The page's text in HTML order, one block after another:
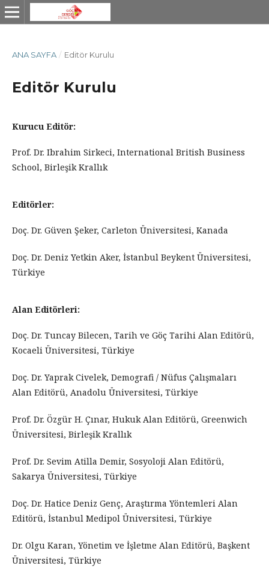
ANA SAYFA / Editör Kurulu
Editör Kurulu
Kurucu Editör:
Prof. Dr. Ibrahim Sirkeci, International British Business
School, Birleşik Krallık
Editörler:
Doç. Dr. Güven Şeker, Carleton Üniversitesi, Kanada
Doç. Dr. Deniz Yetkin Aker, İstanbul Beykent Üniversitesi,
Türkiye
Alan Editörleri:
Doç. Dr. Tuncay Bilecen, Tarih ve Göç Tarihi Alan Editörü,
Kocaeli Üniversitesi, Türkiye
Doç. Dr. Yaprak Civelek, Demografi / Nüfus Çalışmaları
Alan Editörü, Anadolu Üniversitesi, Türkiye
Prof. Dr. Özgür H. Çınar, Hukuk Alan Editörü, Greenwich
Üniversitesi, Birleşik Krallık
Prof. Dr. Sevim Atilla Demir, Sosyoloji Alan Editörü,
Sakarya Üniversitesi, Türkiye
Doç. Dr. Hatice Deniz Genç, Araştırma Yöntemleri Alan
Editörü, İstanbul Medipol Üniversitesi, Türkiye
Dr. Olgu Karan, Yönetim ve İşletme Alan Editörü, Başkent
Üniversitesi, Türkiye